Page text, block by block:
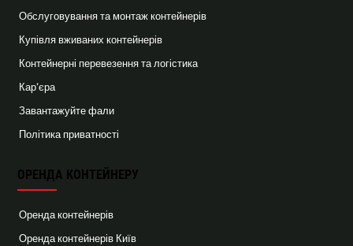
Обслуговування та монтаж контейнерів
Купівля вживаних контейнерів
Контейнерні перевезення та логістика
Кар’єра
Завантажуйте фали
Політика приватності
ОРЕНДА КОНТЕЙНЕРУ
Оренда контейнерів
Оренда контейнерів Київ